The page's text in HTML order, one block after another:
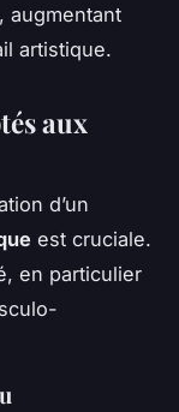
augmentant
artistique.
aux
d’un
est cruciale.
en particulier